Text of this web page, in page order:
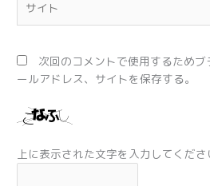
次回のコメントで使用するため
ールアドレス、サイトを保存する。
上に表示された文字を入力してくださ